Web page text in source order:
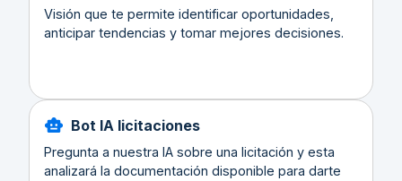
Visión que te permite identificar oportunidades,
anticipar tendencias y tomar mejores decisiones.
Bot IA licitaciones
Pregunta a nuestra IA sobre una licitación y esta
analizará la documentación disponible para darte